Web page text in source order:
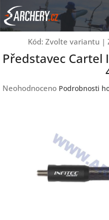
Přejít
na
obsah
Kód: Zvolte variantu |
Představec Cartel
Průměrné
Neohodnoceno Podrobnosti